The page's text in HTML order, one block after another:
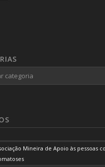
Mineira de Apoio às pessoas